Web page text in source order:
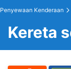
Penyewaan Kenderaan
Kereta